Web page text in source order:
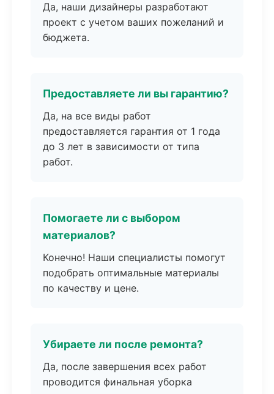
Да, наши дизайнеры разработают
проект с учетом ваших пожеланий и
бюджета.
Предоставляете ли вы гарантию?
Да, на все виды работ
предоставляется гарантия от 1 года
до 3 лет в зависимости от типа
работ.
Помогаете ли с выбором
материалов?
Конечно! Наши специалисты помогут
подобрать оптимальные материалы
по качеству и цене.
Убираете ли после ремонта?
Да, после завершения всех работ
проводится финальная уборка